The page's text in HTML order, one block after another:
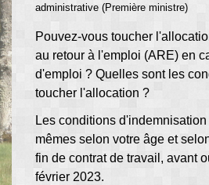
administrative (Première ministre)
Pouvez-vous toucher
au retour à l'emploi (ARE) en
d'emploi ? Quelles sont les
toucher l'allocation ?
Les conditions
mêmes selon votre âge et
fin de contrat de travail, avant
février 2023.